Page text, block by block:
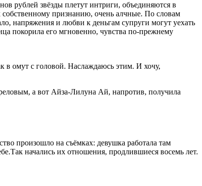
рублей звёзды плетут интриги, объединяются в
признанию, очень алчные. По словам
напряжения и любви к деньгам супруги могут уехать
покорила его мгновенно, чувства по-прежнему
в омут с головой. Наслаждаюсь этим. И хочу,
а вот Айза-Лилуна Ай, напротив, получила
произошло на съёмках: девушка работала там
начались их отношения, продлившиеся восемь лет.